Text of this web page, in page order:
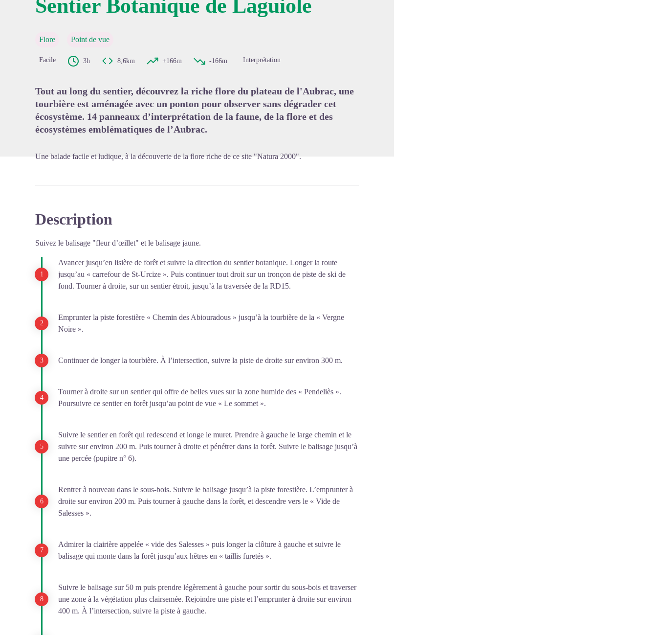
Sentier Botanique de Laguiole
Flore Point de vue
Facile 3h 8,6km +166m -166m Interprétation
Tout au long du sentier, découvrez la riche flore du plateau de l'Aubrac, une
tourbière est aménagée avec un ponton pour observer sans dégrader cet
écosystème. 14 panneaux d’interprétation de la faune, de la flore et des
écosystèmes emblématiques de l’Aubrac.
Une balade facile et ludique, à la découverte de la flore riche de ce site "Natura 2000".
Description
Suivez le balisage "fleur d’œillet" et le balisage jaune.
Avancer jusqu’en lisière de forêt et suivre la direction du sentier botanique. Longer la route
jusqu’au « carrefour de St-Urcize ». Puis continuer tout droit sur un tronçon de piste de ski de
fond. Tourner à droite, sur un sentier étroit, jusqu’à la traversée de la RD15.
Emprunter la piste forestière « Chemin des Abiouradous » jusqu’à la tourbière de la « Vergne
Noire ».
Continuer de longer la tourbière. À l’intersection, suivre la piste de droite sur environ 300 m.
Tourner à droite sur un sentier qui offre de belles vues sur la zone humide des « Pendeliès ».
Poursuivre ce sentier en forêt jusqu’au point de vue « Le sommet ».
Suivre le sentier en forêt qui redescend et longe le muret. Prendre à gauche le large chemin et le
suivre sur environ 200 m. Puis tourner à droite et pénétrer dans la forêt. Suivre le balisage jusqu’à
une percée (pupitre n° 6).
Rentrer à nouveau dans le sous-bois. Suivre le balisage jusqu’à la piste forestière. L’emprunter à
droite sur environ 200 m. Puis tourner à gauche dans la forêt, et descendre vers le « Vide de
Salesses ».
Admirer la clairière appelée « vide des Salesses » puis longer la clôture à gauche et suivre le
balisage qui monte dans la forêt jusqu’aux hêtres en « taillis furetés ».
Suivre le balisage sur 50 m puis prendre légèrement à gauche pour sortir du sous-bois et traverser
une zone à la végétation plus clairsemée. Rejoindre une piste et l’emprunter à droite sur environ
400 m. À l’intersection, suivre la piste à gauche.